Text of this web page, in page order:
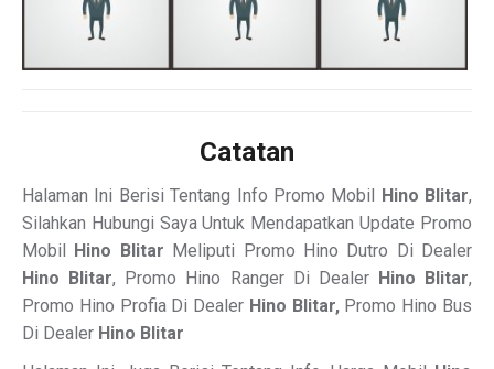
Catatan
Halaman Ini Berisi Tentang Info Promo Mobil Hino Blitar,
Silahkan Hubungi Saya Untuk Mendapatkan Update Promo
Mobil Hino Blitar Meliputi Promo Hino Dutro Di Dealer
Hino Blitar, Promo Hino Ranger Di Dealer Hino Blitar,
Promo Hino Profia Di Dealer Hino Blitar, Promo Hino Bus
Di Dealer Hino Blitar